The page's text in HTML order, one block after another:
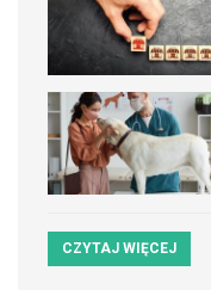
CZYTAJ WIĘCEJ